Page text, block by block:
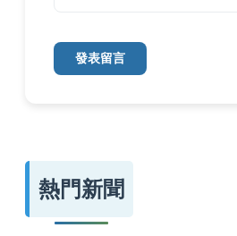
發表留言
熱門新聞